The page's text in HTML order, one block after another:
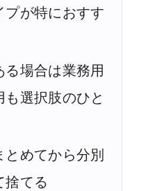
プが特におすす
る場合は業務用
選択肢のひと
めてから分別
捨てる